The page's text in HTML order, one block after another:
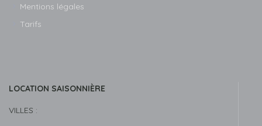
Mentions légales
Tarifs
LOCATION SAISONNIÈRE
VILLES :